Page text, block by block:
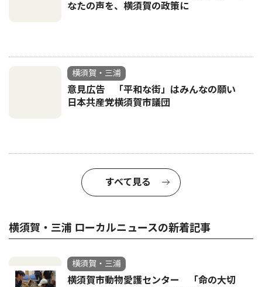
なたの声を、横須賀の政策に
横須賀・三浦
意見広告 「平和な街」はみんなの願い
日本共産党横須賀市議団
すべて見る
横須賀・三浦 ローカルニュースの新着記事
横須賀・三浦
横須賀市動物愛護センター 「命の大切